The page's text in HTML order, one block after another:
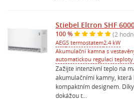
Stiebel Eltron SHF
100 % (2
AEGS termostatem2.4 kW
Akumulační kamna s
automatickou regulaci teploty
Zažijte intenzivní teplo na
akumulačními kamny, která
kompaktním designem.
dokážou t...